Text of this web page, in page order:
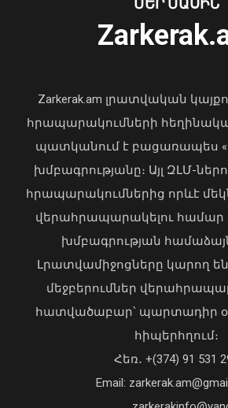
Ռաիսա Մկրտչյանի
ծախսերը փոխհատուցելու
նպատակով ԿԳՄՍՆ-ին
1,697.0 հազար դրամ
«Պարտվեցինք դաժան
04 Օգոստոս, 2026 19:12
Վարչապետ Փաշինյանն այցելել է
«ԷԼԵՎԵՅԹ ԷՅԱՅ» արհեստական
բանականության գործարան
ՄԵՐ ՄԱՍԻՆ
Zarkerak.am լրատվական
հրապարակումների
պատկանում է բացառապես
խմբագրությանը։ Այլ ԶԼՄ-
հրապարակումներից որևէ
վերահրապարակելու համար
խմբագրության
Լրատվամիջոցները կարող են
մեջբերումներ
հատվածաբար՝ պարտադիր
հիպերհղում։
Հեռ․ +(374) 91 531
Email: